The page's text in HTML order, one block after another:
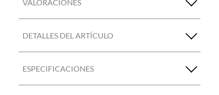
VALORACIONES
DETALLES DEL ARTÍCULO
ESPECIFICACIONES